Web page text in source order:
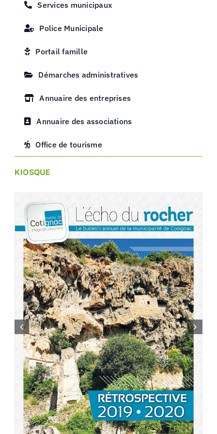
Services municipaux
Police Municipale
Portail famille
Démarches administratives
Annuaire des entreprises
Annuaire des associations
Office de tourisme
KIOSQUE